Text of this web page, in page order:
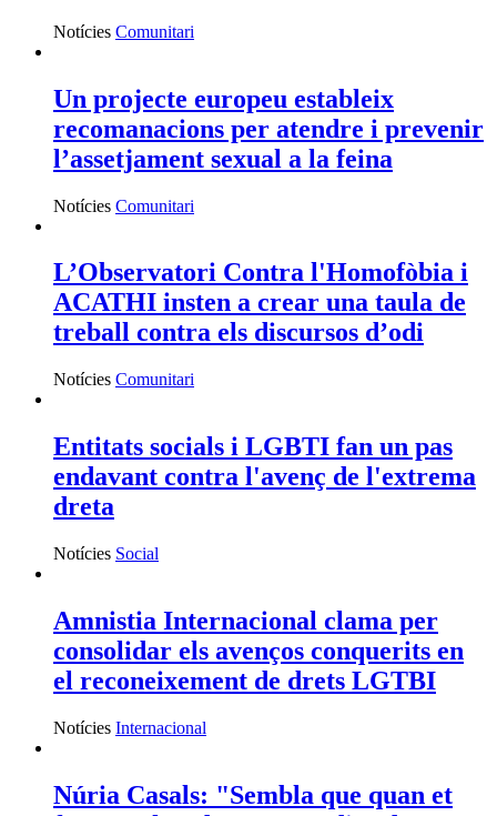
Notícies Comunitari
Un projecte europeu estableix
recomanacions per atendre i prevenir
l’assetjament sexual a la feina
Notícies Comunitari
L’Observatori Contra l'Homofòbia i
ACATHI insten a crear una taula de
treball contra els discursos d’odi
Notícies Comunitari
Entitats socials i LGBTI fan un pas
endavant contra l'avenç de l'extrema
dreta
Notícies Social
Amnistia Internacional clama per
consolidar els avenços conquerits en
el reconeixement de drets LGTBI
Notícies Internacional
Núria Casals: "Sembla que quan et